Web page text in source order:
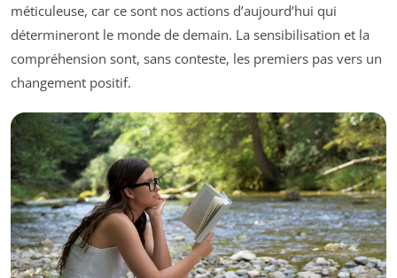
méticuleuse, car ce sont nos actions d’aujourd’hui qui
détermineront le monde de demain. La sensibilisation et la
compréhension sont, sans conteste, les premiers pas vers un
changement positif.